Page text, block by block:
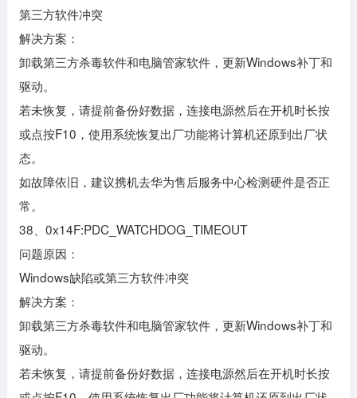
第三方软件冲突
解决方案：
卸载第三方杀毒软件和电脑管家软件，更新Windows补丁和
驱动。
若未恢复，请提前备份好数据，连接电源然后在开机时长按
或点按F10，使用系统恢复出厂功能将计算机还原到出厂状
态。
如故障依旧，建议携机去华为售后服务中心检测硬件是否正
常。
38、0x14F:PDC_WATCHDOG_TIMEOUT
问题原因：
Windows缺陷或第三方软件冲突
解决方案：
卸载第三方杀毒软件和电脑管家软件，更新Windows补丁和
驱动。
若未恢复，请提前备份好数据，连接电源然后在开机时长按